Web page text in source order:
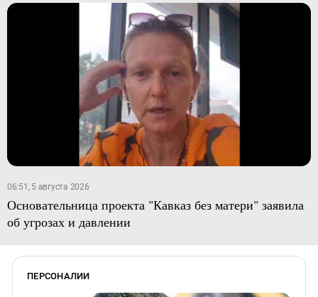
06:51, 5 августа 2026
Основательница проекта "Кавказ без матери" заявила
об угрозах и давлении
ПЕРСОНАЛИИ